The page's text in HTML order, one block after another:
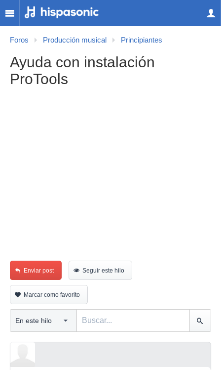
Foros Producción musical Principiantes
Ayuda con instalación
ProTools
Enviar post Seguir este hilo
Marcar como favorito